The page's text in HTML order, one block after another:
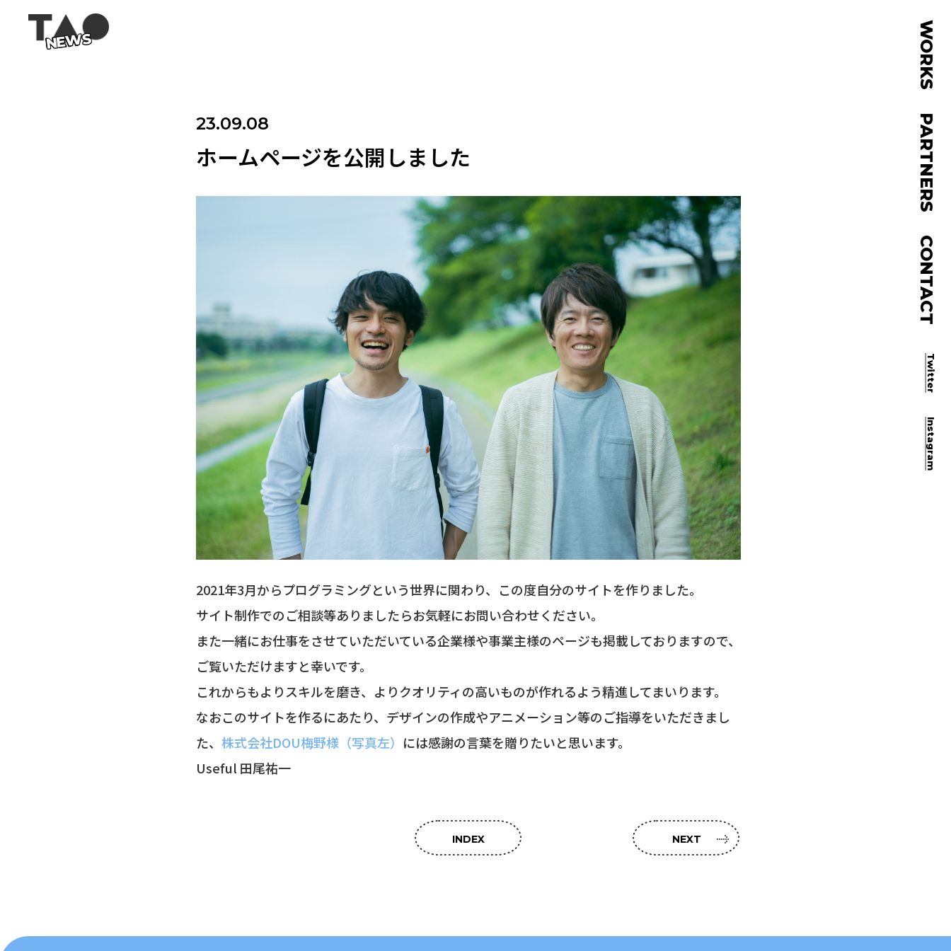
NEWS WORKS
PARTNERS
CONTACT
Twitter
Instagram
23.09.08
ホームページを公開しました
2021年3月からプログラミングという世界に関わり、この度自分のサイトを作りました。
サイト制作でのご相談等ありましたらお気軽にお問い合わせください。
また一緒にお仕事をさせていただいている企業様や事業主様のページも掲載しておりますので、
ご覧いただけますと幸いです。
これからもよりスキルを磨き、よりクオリティの高いものが作れるよう精進してまいります。
なおこのサイトを作るにあたり、デザインの作成やアニメーション等のご指導をいただきまし
た、 株式会社DOU梅野様（写真左） には感謝の言葉を贈りたいと思います。
Useful 田尾祐一
INDEX NEXT